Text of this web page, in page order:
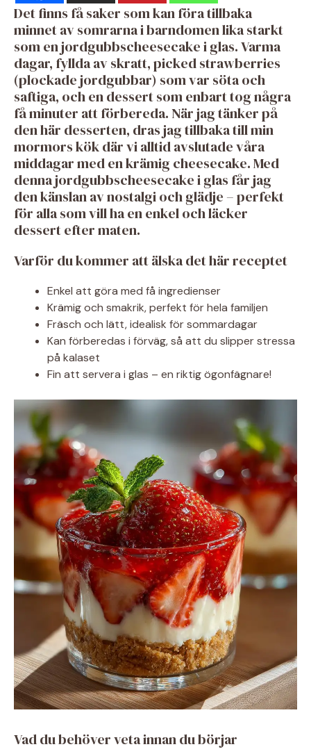
Det finns få saker som kan föra tillbaka
minnet av somrarna i barndomen lika starkt
som en jordgubbscheesecake i glas. Varma
dagar, fyllda av skratt, picked strawberries
(plockade jordgubbar) som var söta och
saftiga, och en dessert som enbart tog några
få minuter att förbereda. När jag tänker på
den här desserten, dras jag tillbaka till min
mormors kök där vi alltid avslutade våra
middagar med en krämig cheesecake. Med
denna jordgubbscheesecake i glas får jag
den känslan av nostalgi och glädje – perfekt
för alla som vill ha en enkel och läcker
dessert efter maten.
Varför du kommer att älska det här receptet
Enkel att göra med få ingredienser
Krämig och smakrik, perfekt för hela familjen
Fräsch och lätt, idealisk för sommardagar
Kan förberedas i förväg, så att du slipper stressa
på kalaset
Fin att servera i glas – en riktig ögonfägnare!
Vad du behöver veta innan du börjar